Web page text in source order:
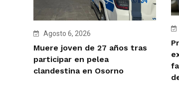
Agosto 6, 2026
Muere joven de 27 años tras
participar en pelea
clandestina en Osorno